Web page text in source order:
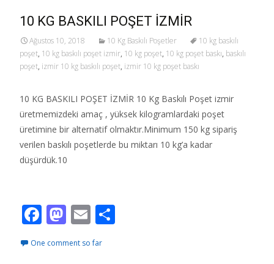
o
o
k
o
n
10 KG BASKILI POŞET İZMİR
Ağustos 10, 2018 10 Kg Baskılı Poşetler
10 kg baskılı
poşet, 10 kg baskılı poşet izmir, 10 kg poşet, 10 kg poşet baskı, baskılı
poşet, izmir 10 kg baskılı poşet, izmir 10 kg poşet baskı
10 KG BASKILI POŞET İZMİR 10 Kg Baskılı Poşet izmir
üretmemizdeki amaç , yüksek kilogramlardaki poşet
üretimine bir alternatif olmaktır.Minimum 150 kg sipariş
verilen baskılı poşetlerde bu miktarı 10 kg’a kadar
düşürdük.10
F
e
M
as
to
E
m
ai
One comment so far